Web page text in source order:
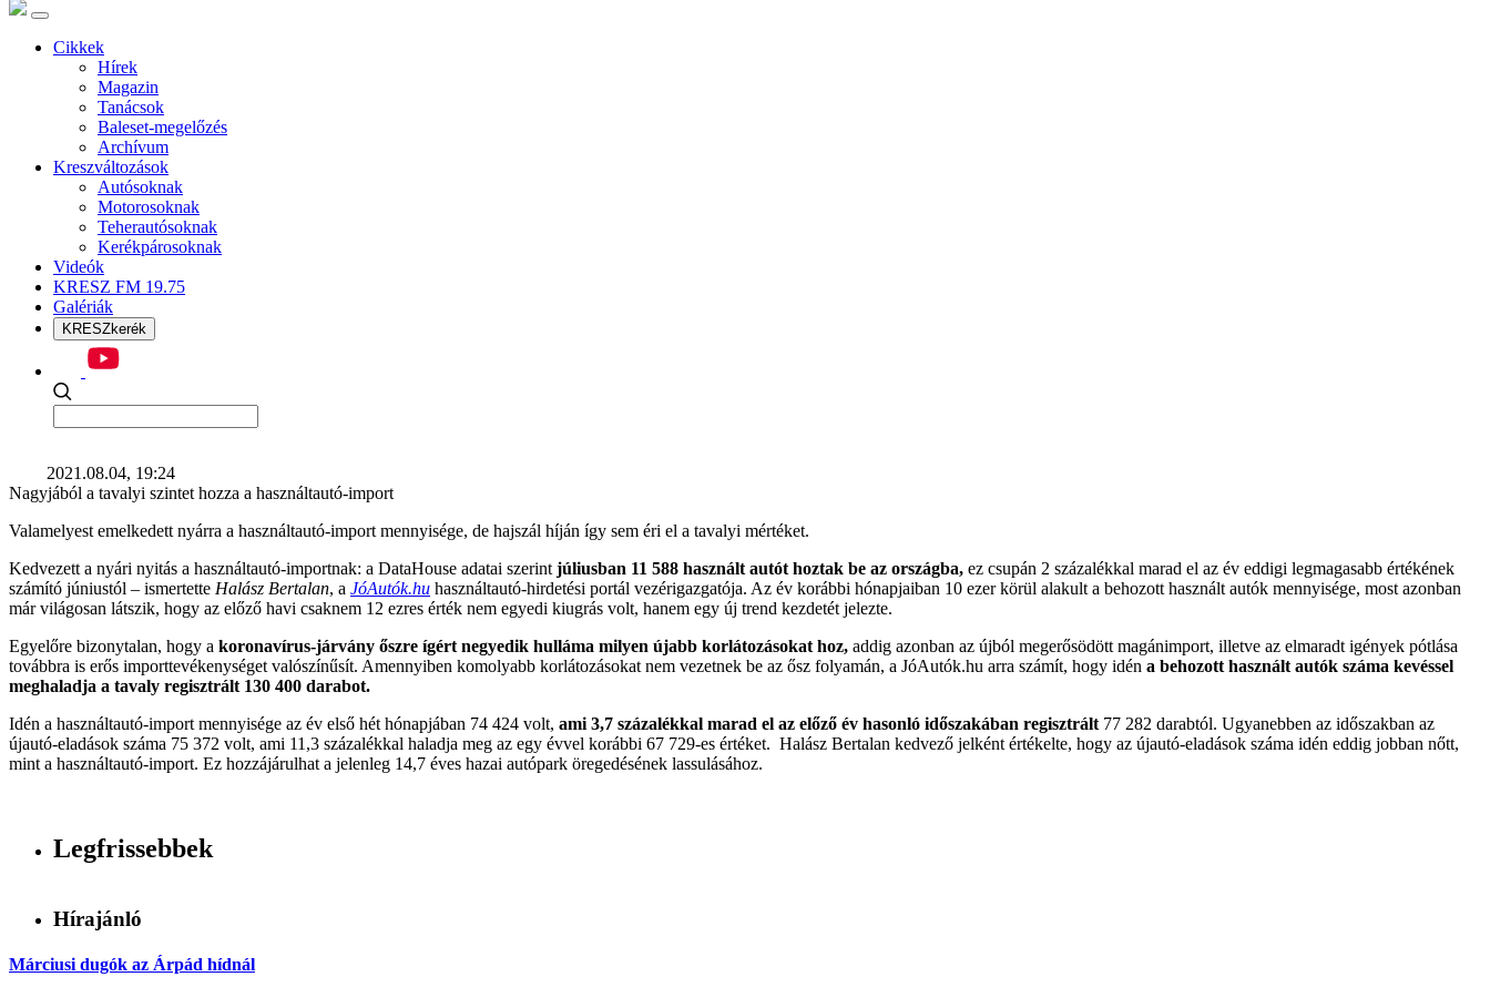
Cikkek
Hírek
Magazin
Tanácsok
Baleset-megelőzés
Archívum
Kreszváltozások
Autósoknak
Motorosoknak
Teherautósoknak
Kerékpárosoknak
Videók
KRESZ FM 19.75
Galériák
KRESZkerék
2021.08.04, 19:24
Nagyjából a tavalyi szintet hozza a használtautó-import
Valamelyest emelkedett nyárra a használtautó-import mennyisége, de hajszál híján így sem éri el a tavalyi mértéket.
Kedvezett a nyári nyitás a használtautó-importnak: a DataHouse adatai szerint júliusban 11 588 használt autót hoztak be az országba, ez csupán 2 százalékkal marad el az év eddigi legmagasabb értékének
számító júniustól – ismertette Halász Bertalan, a JóAutók.hu használtautó-hirdetési portál vezérigazgatója. Az év korábbi hónapjaiban 10 ezer körül alakult a behozott használt autók mennyisége, most azonban
már világosan látszik, hogy az előző havi csaknem 12 ezres érték nem egyedi kiugrás volt, hanem egy új trend kezdetét jelezte.
Egyelőre bizonytalan, hogy a koronavírus-járvány őszre ígért negyedik hulláma milyen újabb korlátozásokat hoz, addig azonban az újból megerősödött magánimport, illetve az elmaradt igények pótlása
továbbra is erős importtevékenységet valószínűsít. Amennyiben komolyabb korlátozásokat nem vezetnek be az ősz folyamán, a JóAutók.hu arra számít, hogy idén a behozott használt autók száma kevéssel
meghaladja a tavaly regisztrált 130 400 darabot.
Idén a használtautó-import mennyisége az év első hét hónapjában 74 424 volt, ami 3,7 százalékkal marad el az előző év hasonló időszakában regisztrált 77 282 darabtól. Ugyanebben az időszakban az
újautó-eladások száma 75 372 volt, ami 11,3 százalékkal haladja meg az egy évvel korábbi 67 729-es értéket. Halász Bertalan kedvező jelként értékelte, hogy az újautó-eladások száma idén eddig jobban nőtt,
mint a használtautó-import. Ez hozzájárulhat a jelenleg 14,7 éves hazai autópark öregedésének lassulásához.
Legfrissebbek
Hírajánló
Márciusi dugók az Árpád hídnál